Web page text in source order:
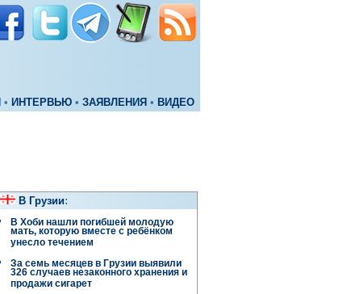
• ИНТЕРВЬЮ • ЗАЯВЛЕНИЯ • ВИДЕО
В Грузии:
В Хоби нашли погибшей молодую
мать, которую вместе с ребёнком
унесло течением
За семь месяцев в Грузии выявили
326 случаев незаконного хранения и
продажи сигарет